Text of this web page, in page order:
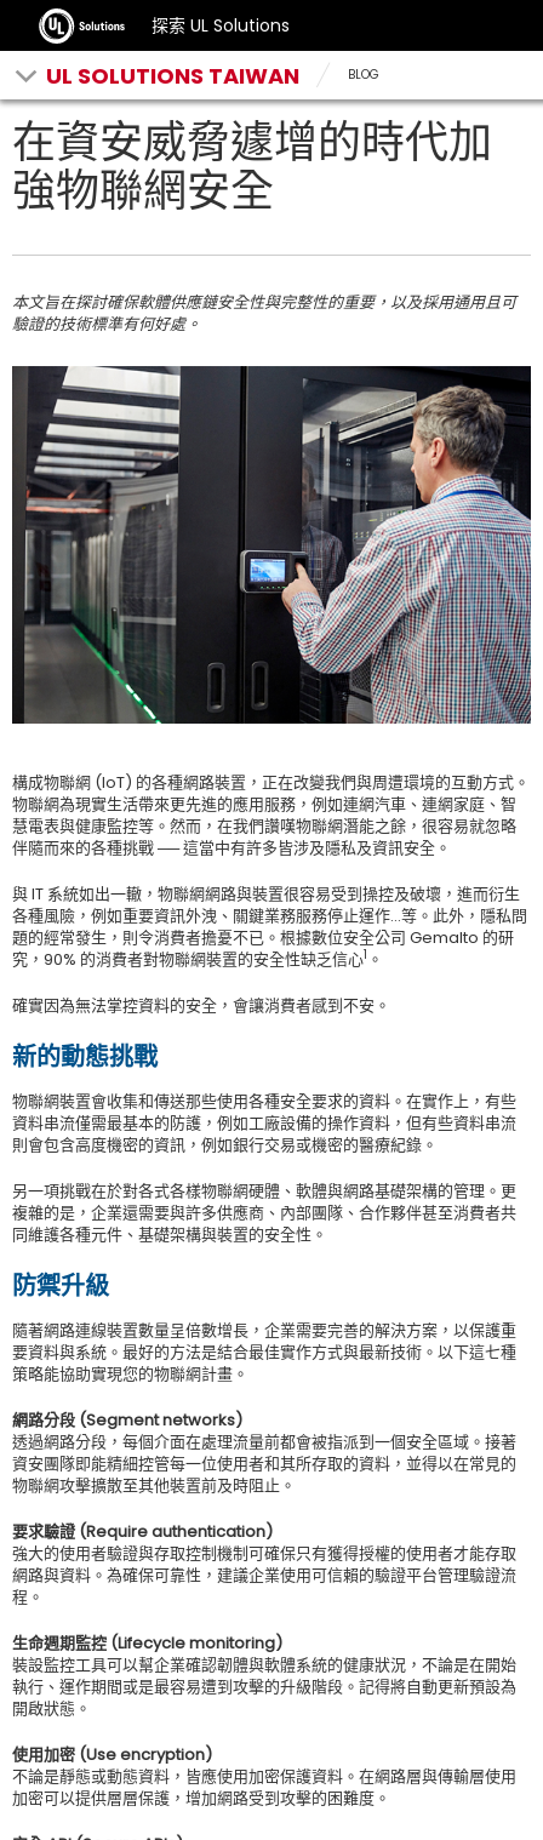
探索 UL Solutions
UL SOLUTIONS TAIWAN BLOG
在資安威脅遽增的時代加
強物聯網安全
本文旨在探討確保軟體供應鏈安全性與完整性的重要，以及採用通用且可
驗證的技術標準有何好處。
構成物聯網 (IoT) 的各種網路裝置，正在改變我們與周遭環境的互動方式。
物聯網為現實生活帶來更先進的應用服務，例如連網汽車、連網家庭、智
慧電表與健康監控等。然而，在我們讚嘆物聯網潛能之餘，很容易就忽略
伴隨而來的各種挑戰 ── 這當中有許多皆涉及隱私及資訊安全。
與 IT 系統如出一轍，物聯網網路與裝置很容易受到操控及破壞，進而衍生
各種風險，例如重要資訊外洩、關鍵業務服務停止運作…等。此外，隱私問
題的經常發生，則令消費者擔憂不已。根據數位安全公司 Gemalto 的研
究，90% 的消費者對物聯網裝置的安全性缺乏信心1 。
確實因為無法掌控資料的安全，會讓消費者感到不安。
新的動態挑戰
物聯網裝置會收集和傳送那些使用各種安全要求的資料。在實作上，有些
資料串流僅需最基本的防護，例如工廠設備的操作資料，但有些資料串流
則會包含高度機密的資訊，例如銀行交易或機密的醫療紀錄。
另一項挑戰在於對各式各樣物聯網硬體、軟體與網路基礎架構的管理。更
複雜的是，企業還需要與許多供應商、內部團隊、合作夥伴甚至消費者共
同維護各種元件、基礎架構與裝置的安全性。
防禦升級
隨著網路連線裝置數量呈倍數增長，企業需要完善的解決方案，以保護重
要資料與系統。最好的方法是結合最佳實作方式與最新技術。以下這七種
策略能協助實現您的物聯網計畫。
網路分段 (Segment networks)
透過網路分段，每個介面在處理流量前都會被指派到一個安全區域。接著
資安團隊即能精細控管每一位使用者和其所存取的資料，並得以在常見的
物聯網攻擊擴散至其他裝置前及時阻止。
要求驗證 (Require authentication)
強大的使用者驗證與存取控制機制可確保只有獲得授權的使用者才能存取
網路與資料。為確保可靠性，建議企業使用可信賴的驗證平台管理驗證流
程。
生命週期監控 (Lifecycle monitoring)
裝設監控工具可以幫企業確認韌體與軟體系統的健康狀況，不論是在開始
執行、運作期間或是最容易遭到攻擊的升級階段。記得將自動更新預設為
開啟狀態。
使用加密 (Use encryption)
不論是靜態或動態資料，皆應使用加密保護資料。在網路層與傳輸層使用
加密可以提供層層保護，增加網路受到攻擊的困難度。